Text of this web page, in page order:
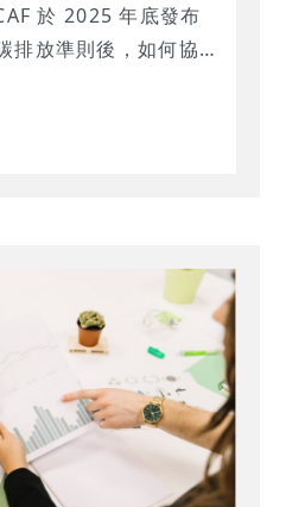
於 2025 年底發布
排放準則後，如何協
放、強化氣候風險管